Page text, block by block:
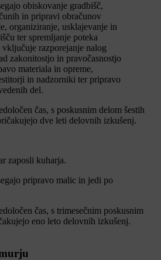
obiskovanje gradbišč,
in pripravi obračunov
organiziranje, usklajevanje in
ter spremljanje poteka
razporejanje nalog
zakonitostjo in pravočasnostjo
materiala in opreme,
in nadzorniki ter pripravo
del.
čas, s poskusnim delom šestih
dve leti delovnih izkušenj.
zaposli kuharja.
pripravo malic in jedi po
čas, s trimesečnim poskusnim
eno leto delovnih izkušenj.